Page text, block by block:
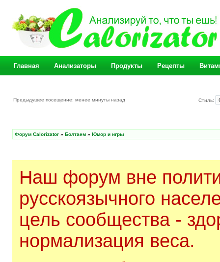
Главная Анализаторы Продукты Рецепты
Предыдущее посещение: менее минуты назад Стиль:
Форум Calorizator » Болтаем » Юмор и игры
Наш форум вне
русскоязычного
цель сообщества -
нормализация веса.